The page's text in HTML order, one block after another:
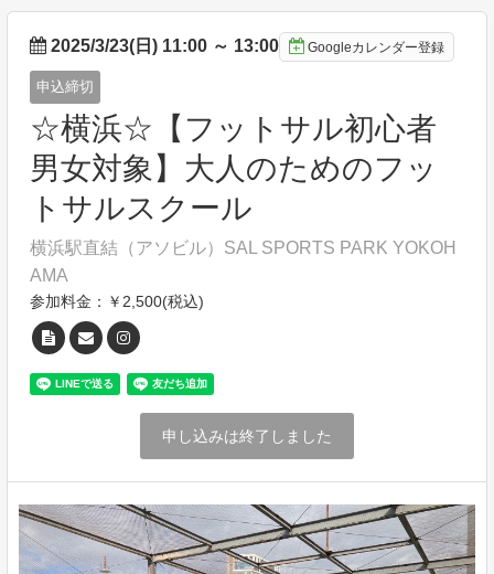
2025/3/23(日) 11:00 ～ 13:00 Googleカレンダー登録
申込締切
☆横浜☆【フットサル初心者
男女対象】大人のためのフッ
トサルスクール
横浜駅直結（アソビル）SAL SPORTS PARK YOKOH
AMA
参加料金：￥2,500(税込)
申し込みは終了しました